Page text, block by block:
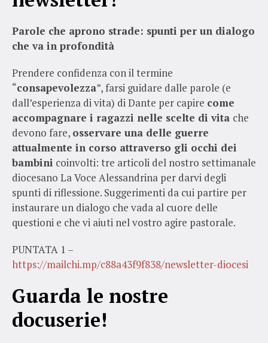
Parole che aprono strade: spunti per un dialogo
che va in profondità
Prendere confidenza con il termine
“consapevolezza”, farsi guidare dalle parole (e
dall’esperienza di vita) di Dante per capire come
accompagnare i ragazzi nelle scelte di vita che
devono fare, osservare una delle guerre
attualmente in corso attraverso gli occhi dei
bambini coinvolti: tre articoli del nostro settimanale
diocesano La Voce Alessandrina per darvi degli
spunti di riflessione. Suggerimenti da cui partire per
instaurare un dialogo che vada al cuore delle
questioni e che vi aiuti nel vostro agire pastorale.
PUNTATA 1 –
https://mailchi.mp/c88a43f9f838/newsletter-diocesi
Guarda le nostre
docuserie!